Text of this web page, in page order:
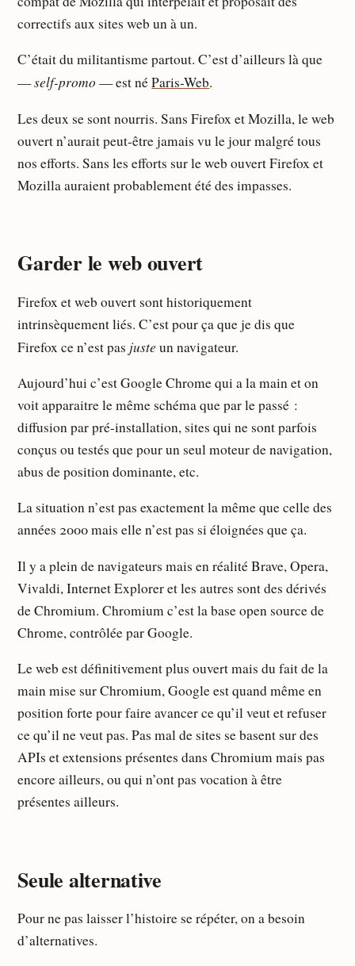
correctifs aux sites web un à un.
C’était du militantisme partout. C’est d’ailleurs là que
—self-promo — est néParis-Web.
Les deux se sont nourris. Sans Firefox et Mozilla, le web
ouvert n’aurait peut-être jamais vu le jour malgré tous
nos efforts. Sans les efforts sur le web ouvert Firefox et
Mozilla auraient probablement été des impasses.
Garder le web ouvert
Firefox et web ouvert sont historiquement
intrinsèquement liés. C’est pour ça que je dis que
Firefox ce n’est pas juste un navigateur.
Aujourd’hui c’est Google Chrome qui a la main et on
voit apparaitre le même schéma que par le passé :
diffusion par pré-installation, sites qui ne sont parfois
conçus ou testés que pour un seul moteur de navigation,
abus de position dominante, etc.
La situation n’est pas exactement la même que celle des
années 2000 mais elle n’est pas si éloignées que ça.
Il y a plein de navigateurs mais en réalité Brave, Opera,
Vivaldi, Internet Explorer et les autres sont des dérivés
de Chromium. Chromium c’est la base open source de
Chrome, contrôlée par Google.
Le web est définitivement plus ouvert mais du fait de la
main mise sur Chromium, Google est quand même en
position forte pour faire avancer ce qu’il veut et refuser
ce qu’il ne veut pas. Pas mal de sites se basent sur des
APIs et extensions présentes dans Chromium mais pas
encore ailleurs, ou qui n’ont pas vocation à être
présentes ailleurs.
Seule alternative
Pour ne pas laisser l’histoire se répéter, on a besoin
d’alternatives.